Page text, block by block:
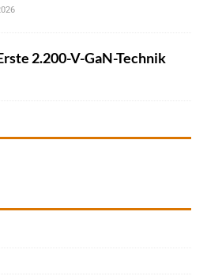
2.200-V-GaN-Technik